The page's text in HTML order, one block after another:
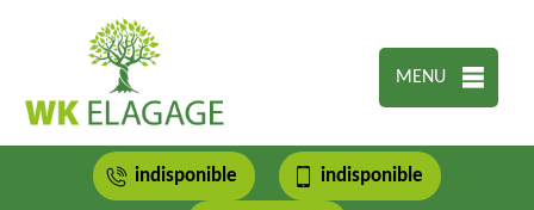
MENU
indisponible indisponible